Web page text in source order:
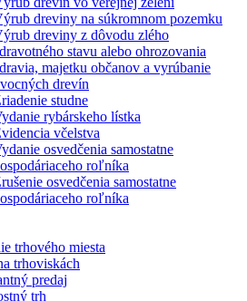
dreviny na súkromnom pozemku
dreviny z dôvodu zlého
stavu alebo ohrozovania
majetku občanov a vyrúbanie
drevín
studne
rybárskeho lístka
včelstva
osvedčenia samostatne
roľníka
osvedčenia samostatne
roľníka
trhového miesta
trhoviskách
predaj
trh